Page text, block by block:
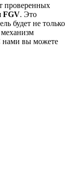
проверенных
FGV. Это
будет не только
нами вы можете